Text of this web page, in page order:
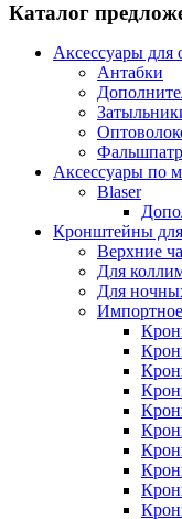
Каталог
Аксессуары для
Антабки
Аксессуары по
Blaser
Кронштейны
Верхние
Для
Для